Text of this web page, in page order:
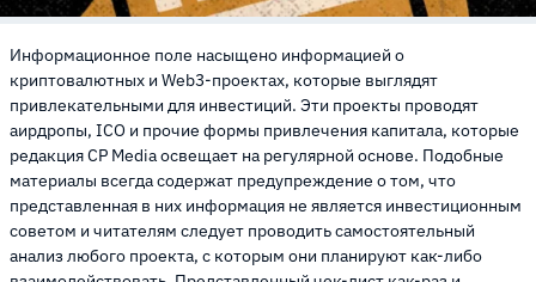
Информационное поле насыщено информацией о
криптовалютных и Web3-проектах, которые выглядят
привлекательными для инвестиций. Эти проекты проводят
аирдропы, ICO и прочие формы привлечения капитала, которые
редакция CP Media освещает на регулярной основе. Подобные
материалы всегда содержат предупреждение о том, что
представленная в них информация не является инвестиционным
советом и читателям следует проводить самостоятельный
анализ любого проекта, с которым они планируют как-либо